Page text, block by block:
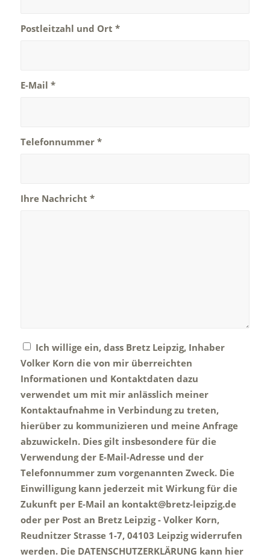
Postleitzahl und Ort *
E-Mail *
Telefonnummer *
Ihre Nachricht *
Ich willige ein, dass Bretz Leipzig, Inhaber
Volker Korn die von mir überreichten
Informationen und Kontaktdaten dazu
verwendet um mit mir anlässlich meiner
Kontaktaufnahme in Verbindung zu treten,
hierüber zu kommunizieren und meine Anfrage
abzuwickeln. Dies gilt insbesondere für die
Verwendung der E-Mail-Adresse und der
Telefonnummer zum vorgenannten Zweck. Die
Einwilligung kann jederzeit mit Wirkung für die
Zukunft per E-Mail an kontakt@bretz-leipzig.de
oder per Post an Bretz Leipzig - Volker Korn,
Reudnitzer Strasse 1-7, 04103 Leipzig widerrufen
werden. Die DATENSCHUTZERKLÄRUNG kann hier